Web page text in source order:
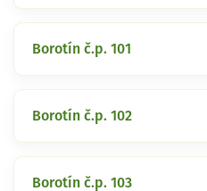
Borotín č.p. 101
Borotín č.p. 102
Borotín č.p. 103